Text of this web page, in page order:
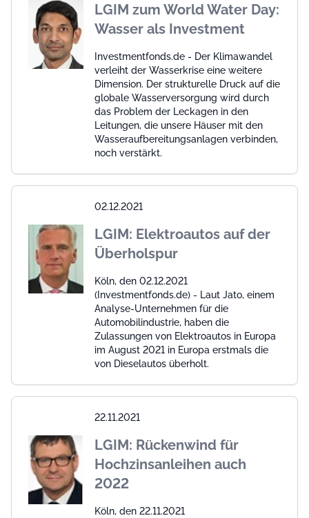
LGIM zum World Water Day:
Wasser als Investment
Investmentfonds.de - Der Klimawandel
verleiht der Wasserkrise eine weitere
Dimension. Der strukturelle Druck auf die
globale Wasserversorgung wird durch
das Problem der Leckagen in den
Leitungen, die unsere Häuser mit den
Wasseraufbereitungsanlagen verbinden,
noch verstärkt.
02.12.2021
LGIM: Elektroautos auf der
Überholspur
Köln, den 02.12.2021
(Investmentfonds.de) - Laut Jato, einem
Analyse-Unternehmen für die
Automobilindustrie, haben die
Zulassungen von Elektroautos in Europa
im August 2021 in Europa erstmals die
von Dieselautos überholt.
22.11.2021
LGIM: Rückenwind für
Hochzinsanleihen auch
2022
Köln, den 22.11.2021